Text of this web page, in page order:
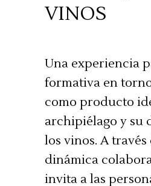
VINOS
Una experiencia
formativa en
como producto
archipiélago y su
los vinos. A
dinámica
invita a las